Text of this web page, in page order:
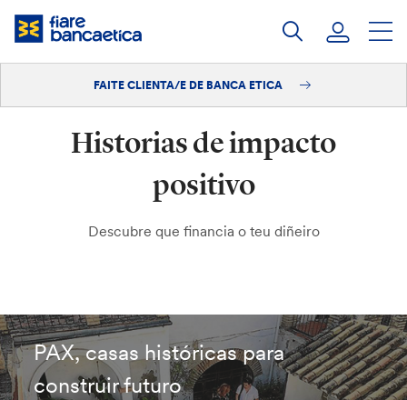
Saltar
Faite clienta/e
FAITE CLIENTA/E DE BANCA ETICA
Historias de impacto
positivo
Descubre que financia o teu diñeiro
PAX, casas históricas para
construir futuro